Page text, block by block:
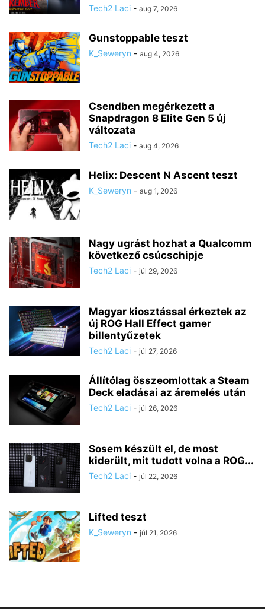
Tech2 Laci - aug 7, 2026
Gunstoppable teszt
K_Seweryn - aug 4, 2026
Csendben megérkezett a
Snapdragon 8 Elite Gen 5 új
változata
Tech2 Laci - aug 4, 2026
Helix: Descent N Ascent teszt
K_Seweryn - aug 1, 2026
Nagy ugrást hozhat a Qualcomm
következő csúcschipje
Tech2 Laci - júl 29, 2026
Magyar kiosztással érkeztek az
új ROG Hall Effect gamer
billentyűzetek
Tech2 Laci - júl 27, 2026
Állítólag összeomlottak a Steam
Deck eladásai az áremelés után
Tech2 Laci - júl 26, 2026
Sosem készült el, de most
kiderült, mit tudott volna a ROG...
Tech2 Laci - júl 22, 2026
Lifted teszt
K_Seweryn - júl 21, 2026